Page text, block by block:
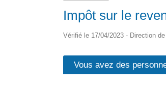
Impôt sur le
Vérifié le 17/04/2023 - Direction
Vous avez des